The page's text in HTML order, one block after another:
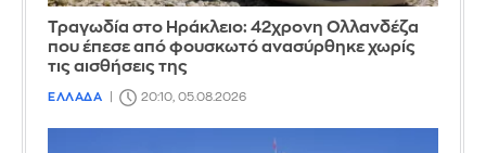
Τραγωδία στο Ηράκλειο: 42χρονη Ολλανδέζα
που έπεσε από φουσκωτό ανασύρθηκε χωρίς
τις αισθήσεις της
ΕΛΛΑΔΑ 20:10, 05.08.2026